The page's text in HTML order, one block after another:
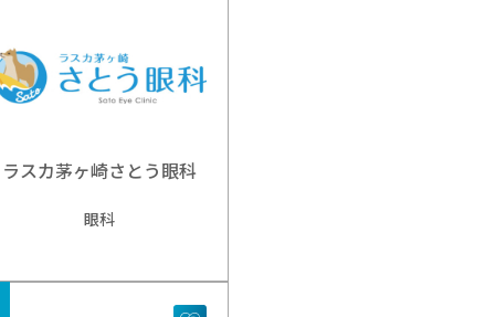
ラスカ茅ヶ崎さとう眼科
眼科